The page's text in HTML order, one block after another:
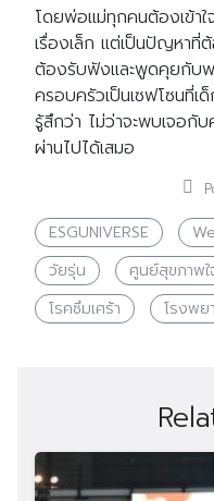
for:
โดยพ่อแม่ทุกคนต้องเข้าใ
เรื่องเล็ก แต่เป็นปัญหาที่
ต้องรับฟังและพูดคุยกับพ
ครอบครัวเป็นเซฟโซนที่เ
รู้สึกว่า ไม่ว่าจะพบเจอกั
ผ่านไปได้เสมอ
ESGUNIVERSE
วัยรุ่น
ศูนย์สุขภาพใ
โรคซึมเศร้า
โรงพย